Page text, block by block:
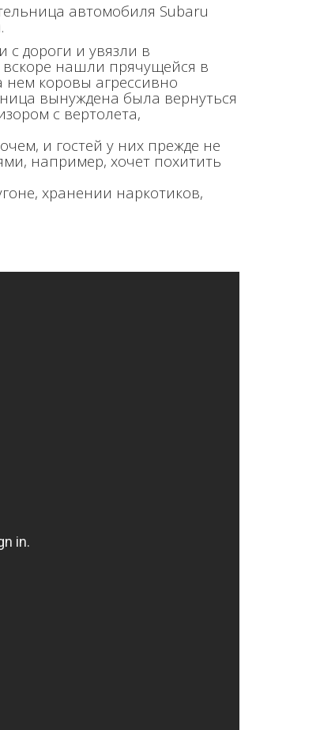
автомобиля Subaru
дороги и увязли в
нашли прячущейся в
коровы агрессивно
вынуждена была вернуться
с вертолета,
и гостей у них прежде не
например, хочет похитить
хранении наркотиков,